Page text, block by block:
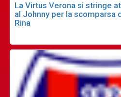
La Virtus Verona si stringe
al Johnny per la scomparsa
Rina